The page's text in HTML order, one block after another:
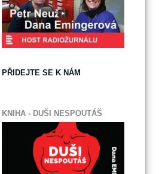
PŘIDEJTE SE K NÁM
KNIHA - DUŠI NESPOUTÁŠ